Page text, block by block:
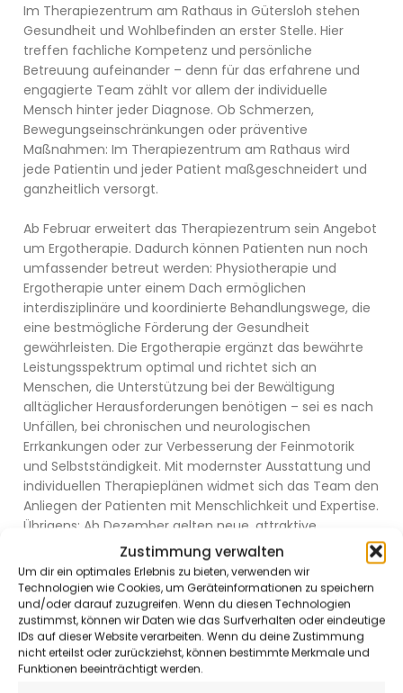
Zustimmung verwalten
Um dir ein optimales Erlebnis zu bieten, verwenden wir
Technologien wie Cookies, um Geräteinformationen zu speichern
und/oder darauf zuzugreifen. Wenn du diesen Technologien
zustimmst, können wir Daten wie das Surfverhalten oder eindeutige
IDs auf dieser Website verarbeiten. Wenn du deine Zustimmung
nicht erteilst oder zurückziehst, können bestimmte Merkmale und
Funktionen beeinträchtigt werden.
Im Therapiezentrum am Rathaus in Gütersloh stehen
Gesundheit und Wohlbefinden an erster Stelle. Hier
treffen fachliche Kompetenz und persönliche
Betreuung aufeinander – denn für das erfahrene und
engagierte Team zählt vor allem der individuelle
Mensch hinter jeder Diagnose. Ob Schmerzen,
Bewegungseinschränkungen oder präventive
Maßnahmen: Im Therapiezentrum am Rathaus wird
jede Patientin und jeder Patient maßgeschneidert und
ganzheitlich versorgt.
Ab Februar erweitert das Therapiezentrum sein Angebot
um Ergotherapie. Dadurch können Patienten nun noch
umfassender betreut werden: Physiotherapie und
Ergotherapie unter einem Dach ermöglichen
interdisziplinäre und koordinierte Behandlungswege, die
eine bestmögliche Förderung der Gesundheit
gewährleisten. Die Ergotherapie ergänzt das bewährte
Leistungsspektrum optimal und richtet sich an
Menschen, die Unterstützung bei der Bewältigung
alltäglicher Herausforderungen benötigen – sei es nach
Unfällen, bei chronischen und neurologischen
Errkankungen oder zur Verbesserung der Feinmotorik
und Selbstständigkeit. Mit modernster Ausstattung und
individuellen Therapieplänen widmet sich das Team den
Anliegen der Patienten mit Menschlichkeit und Expertise.
Übrigens: Ab Dezember gelten neue, attraktive
Öffnungszeiten – Montag bis Donnerstag von 8 bis 17
Uhr und Freitag von 8 bis 14.30 Uhr. Diese flexiblen Zeiten
schaffen ein angenehmes Arbeitszeitmodell für das
gesamte Team. Jetzt schon Termine für Physiotherapie
und die neue Ergotherapie sichern – für eine
ganzheitliche Betreuung aus einer Hand.